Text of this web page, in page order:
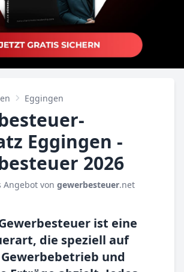
Eggingen
Eggingen -
2026
Angebot von gewerbesteuer.net
ist eine
die speziell auf
und